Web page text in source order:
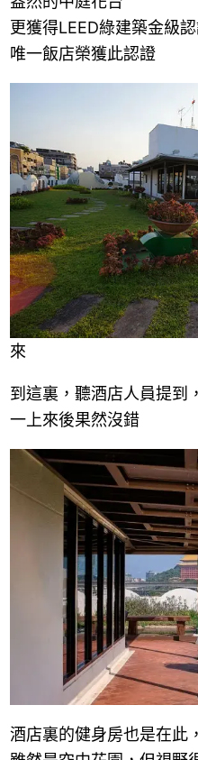
更獲得LEED綠建築金級
唯一飯店榮獲此認證
來
到這裏，聽酒店人員提到
一上來後果然沒錯
酒店裏的健身房也是在此